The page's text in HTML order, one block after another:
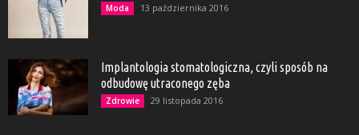
Moda 13 października 2016
Implantologia stomatologiczna, czyli sposób na
odbudowę utraconego zęba
Zdrowie 29 listopada 2016